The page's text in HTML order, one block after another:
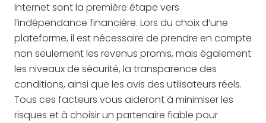
Internet sont la première étape vers
l’indépendance financière. Lors du choix d’une
plateforme, il est nécessaire de prendre en compte
non seulement les revenus promis, mais également
les niveaux de sécurité, la transparence des
conditions, ainsi que les avis des utilisateurs réels.
Tous ces facteurs vous aideront à minimiser les
risques et à choisir un partenaire fiable pour